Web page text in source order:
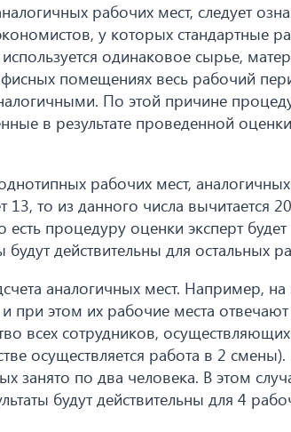
рабочих мест, следует
у которых стандартные
одинаковое сырье,
помещениях весь рабочий
По этой причине
в результате проведенной
рабочих мест, аналогичных
13, то из данного числа вычитается
есть процедуру оценки эксперт
действительны для остальных
аналогичных мест. Например, на
при этом их рабочие места
всех сотрудников,
осуществляется работа в 2 смены).
занято по два человека. В этом
будут действительны для 4